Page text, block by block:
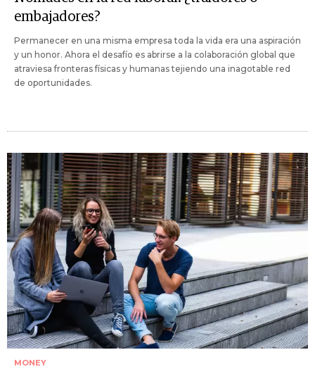
embajadores?
Permanecer en una misma empresa toda la vida era una aspiración
y un honor. Ahora el desafío es abrirse a la colaboración global que
atraviesa fronteras físicas y humanas tejiendo una inagotable red
de oportunidades.
MONEY